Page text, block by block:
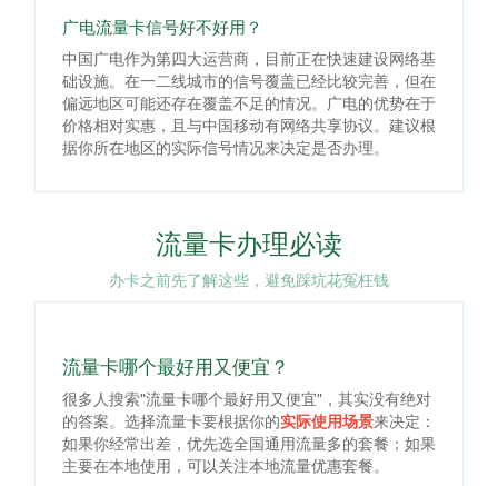
广电流量卡信号好不好用？
中国广电作为第四大运营商，目前正在快速建设网络基
础设施。在一二线城市的信号覆盖已经比较完善，但在
偏远地区可能还存在覆盖不足的情况。广电的优势在于
价格相对实惠，且与中国移动有网络共享协议。建议根
据你所在地区的实际信号情况来决定是否办理。
流量卡办理必读
办卡之前先了解这些，避免踩坑花冤枉钱
流量卡哪个最好用又便宜？
很多人搜索"流量卡哪个最好用又便宜"，其实没有绝对
的答案。选择流量卡要根据你的实际使用场景来决定：
如果你经常出差，优先选全国通用流量多的套餐；如果
主要在本地使用，可以关注本地流量优惠套餐。